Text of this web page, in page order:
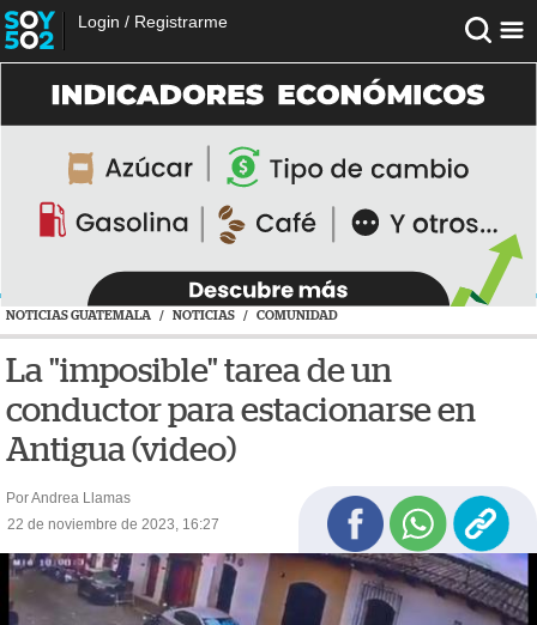
Login / Registrarme
NOTICIAS GUATEMALA / NOTICIAS / COMUNIDAD
La "imposible" tarea de un
conductor para estacionarse en
Antigua (video)
Por Andrea Llamas
22 de noviembre de 2023, 16:27